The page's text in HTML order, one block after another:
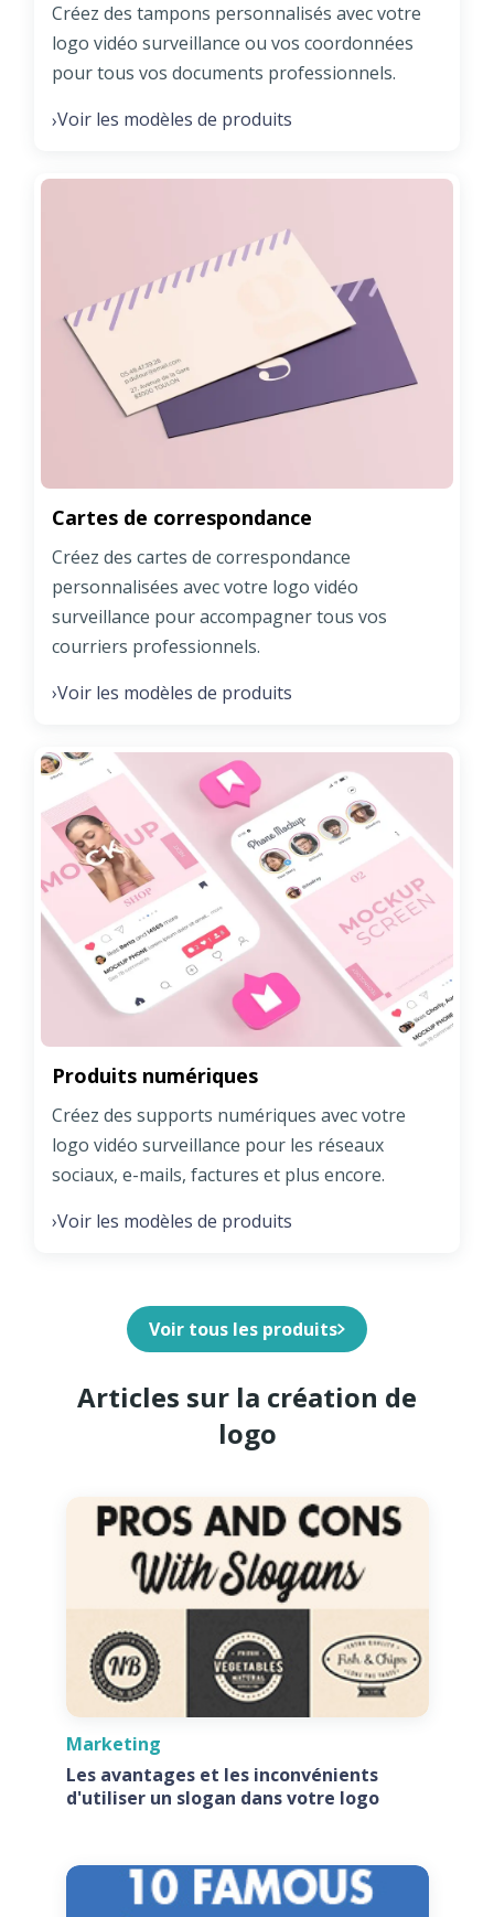
Créez des tampons personnalisés avec votre
logo vidéo surveillance ou vos coordonnées
pour tous vos documents professionnels.
›Voir les modèles de produits
Cartes de correspondance
Créez des cartes de correspondance
personnalisées avec votre logo vidéo
surveillance pour accompagner tous vos
courriers professionnels.
›Voir les modèles de produits
Produits numériques
Créez des supports numériques avec votre
logo vidéo surveillance pour les réseaux
sociaux, e-mails, factures et plus encore.
›Voir les modèles de produits
Voir tous les produits
Articles sur la création de
logo
Marketing
Les avantages et les inconvénients
d'utiliser un slogan dans votre logo